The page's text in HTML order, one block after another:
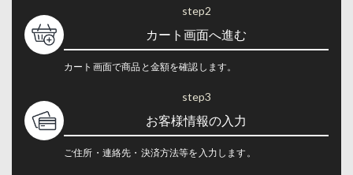
step2
カート画面へ進む
カート画面で商品と金額を確認します。
step3
お客様情報の入力
ご住所・連絡先・決済方法等を入力します。